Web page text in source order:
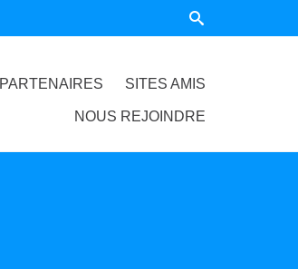
PARTENAIRES SITES AMIS
NOUS REJOINDRE